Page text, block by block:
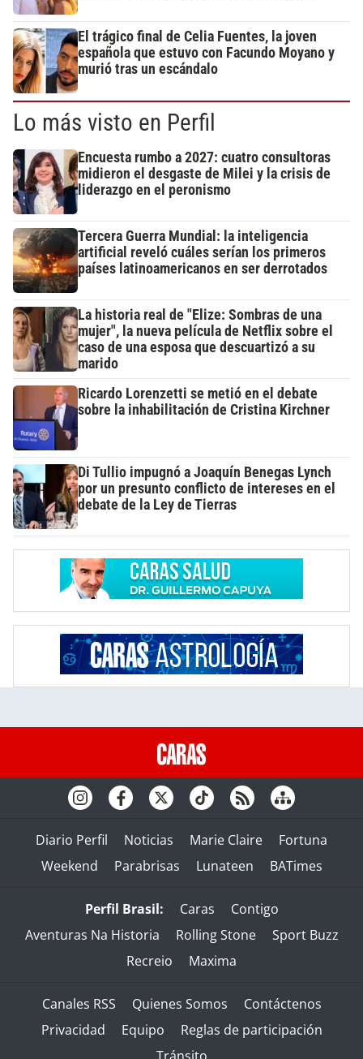
El trágico final de Celia Fuentes, la joven
española que estuvo con Facundo Moyano y
murió tras un escándalo
Lo más visto en Perfil
Encuesta rumbo a 2027: cuatro consultoras
midieron el desgaste de Milei y la crisis de
liderazgo en el peronismo
Tercera Guerra Mundial: la inteligencia
artificial reveló cuáles serían los primeros
países latinoamericanos en ser derrotados
La historia real de "Elize: Sombras de una
mujer", la nueva película de Netflix sobre el
caso de una esposa que descuartizó a su
marido
Ricardo Lorenzetti se metió en el debate
sobre la inhabilitación de Cristina Kirchner
Di Tullio impugnó a Joaquín Benegas Lynch
por un presunto conflicto de intereses en el
debate de la Ley de Tierras
Diario Perfil Noticias Marie Claire
Fortuna
Weekend
Parabrisas Lunateen BATimes
Perfil Brasil: Caras
Contigo
Aventuras Na Historia
Rolling Stone
Sport Buzz
Recreio
Maxima
Canales RSS Quienes Somos
Contáctenos
Privacidad
Equipo
Reglas de participación